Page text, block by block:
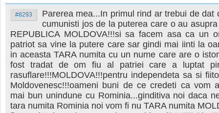
#8293
Parerea mea...In primul rind ar trebui de dat
cumunisti jos de la puterea care o au
REPUBLICA MOLDOVA!!!si sa facem asa ca un
patriot sa vine la putere care sar gindi mai iinti la
in aceasta TARA numita cu un nume care are o
fost tradat de om fiu al patriei care a luptat
rasuflare!!!MOLDOVA!!!pentru independeta sa si
Moldovenesc!!!oameni buni de ce credeti ca vom
mai bun unindune cu Rominia...ginditiva noi daca
tara numita Rominia noi vom fi nu TARA numita